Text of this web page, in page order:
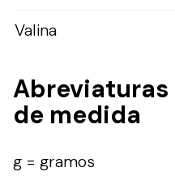
Valina
de medida
g = gramos